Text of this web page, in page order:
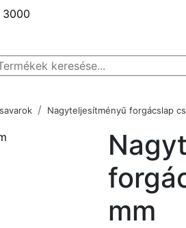
Nagyteljesítményű forgácslap
mm